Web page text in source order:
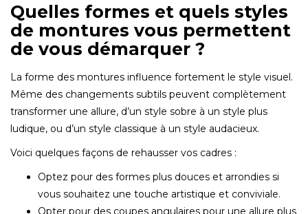
Quelles formes et quels styles
de montures vous permettent
de vous démarquer ?
La forme des montures influence fortement le style visuel.
Même des changements subtils peuvent complètement
transformer une allure, d’un style sobre à un style plus
ludique, ou d’un style classique à un style audacieux.
Voici quelques façons de rehausser vos cadres :
Optez pour des formes plus douces et arrondies si
vous souhaitez une touche artistique et conviviale.
Opter pour des coupes angulaires pour une allure plus